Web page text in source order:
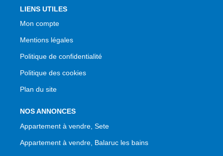
LIENS UTILES
Mon compte
Mentions légales
Politique de confidentialité
Politique des cookies
Plan du site
NOS ANNONCES
Appartement à vendre, Sete
Appartement à vendre, Balaruc les bains